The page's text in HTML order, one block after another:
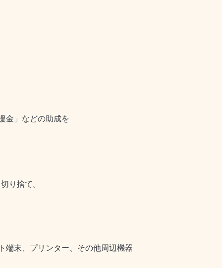
金」などの助成を
り捨て。
端末、プリンター、その他周辺機器